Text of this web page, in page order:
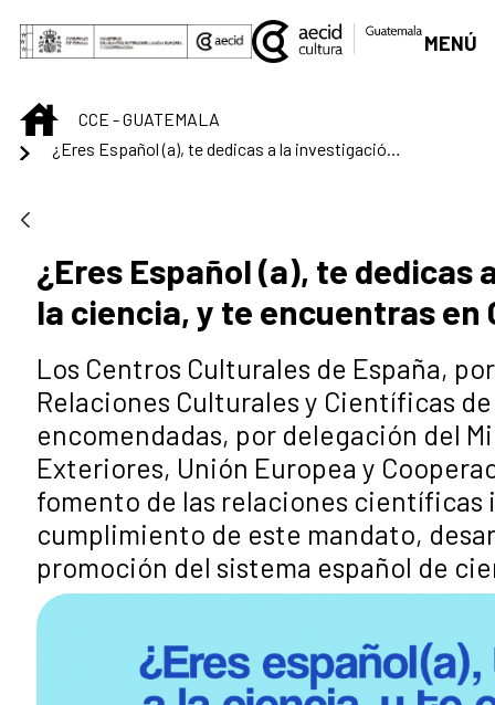
Saltar al contenido principal
MENÚ
INICIOCCE - GUATEMALA
¿Eres Español (a), te dedicas
la ciencia, y te encuentras
Los Centros Culturales de España,
Relaciones Culturales y Científicas
encomendadas, por delegación del
Exteriores, Unión Europea y
fomento de las relaciones científicas
cumplimiento de este mandato,
promoción del sistema español de